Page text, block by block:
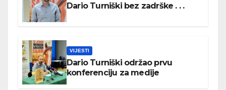
Dario Turniški bez zadrške . . .
VIJESTI
Dario Turniški održao prvu
konferenciju za medije